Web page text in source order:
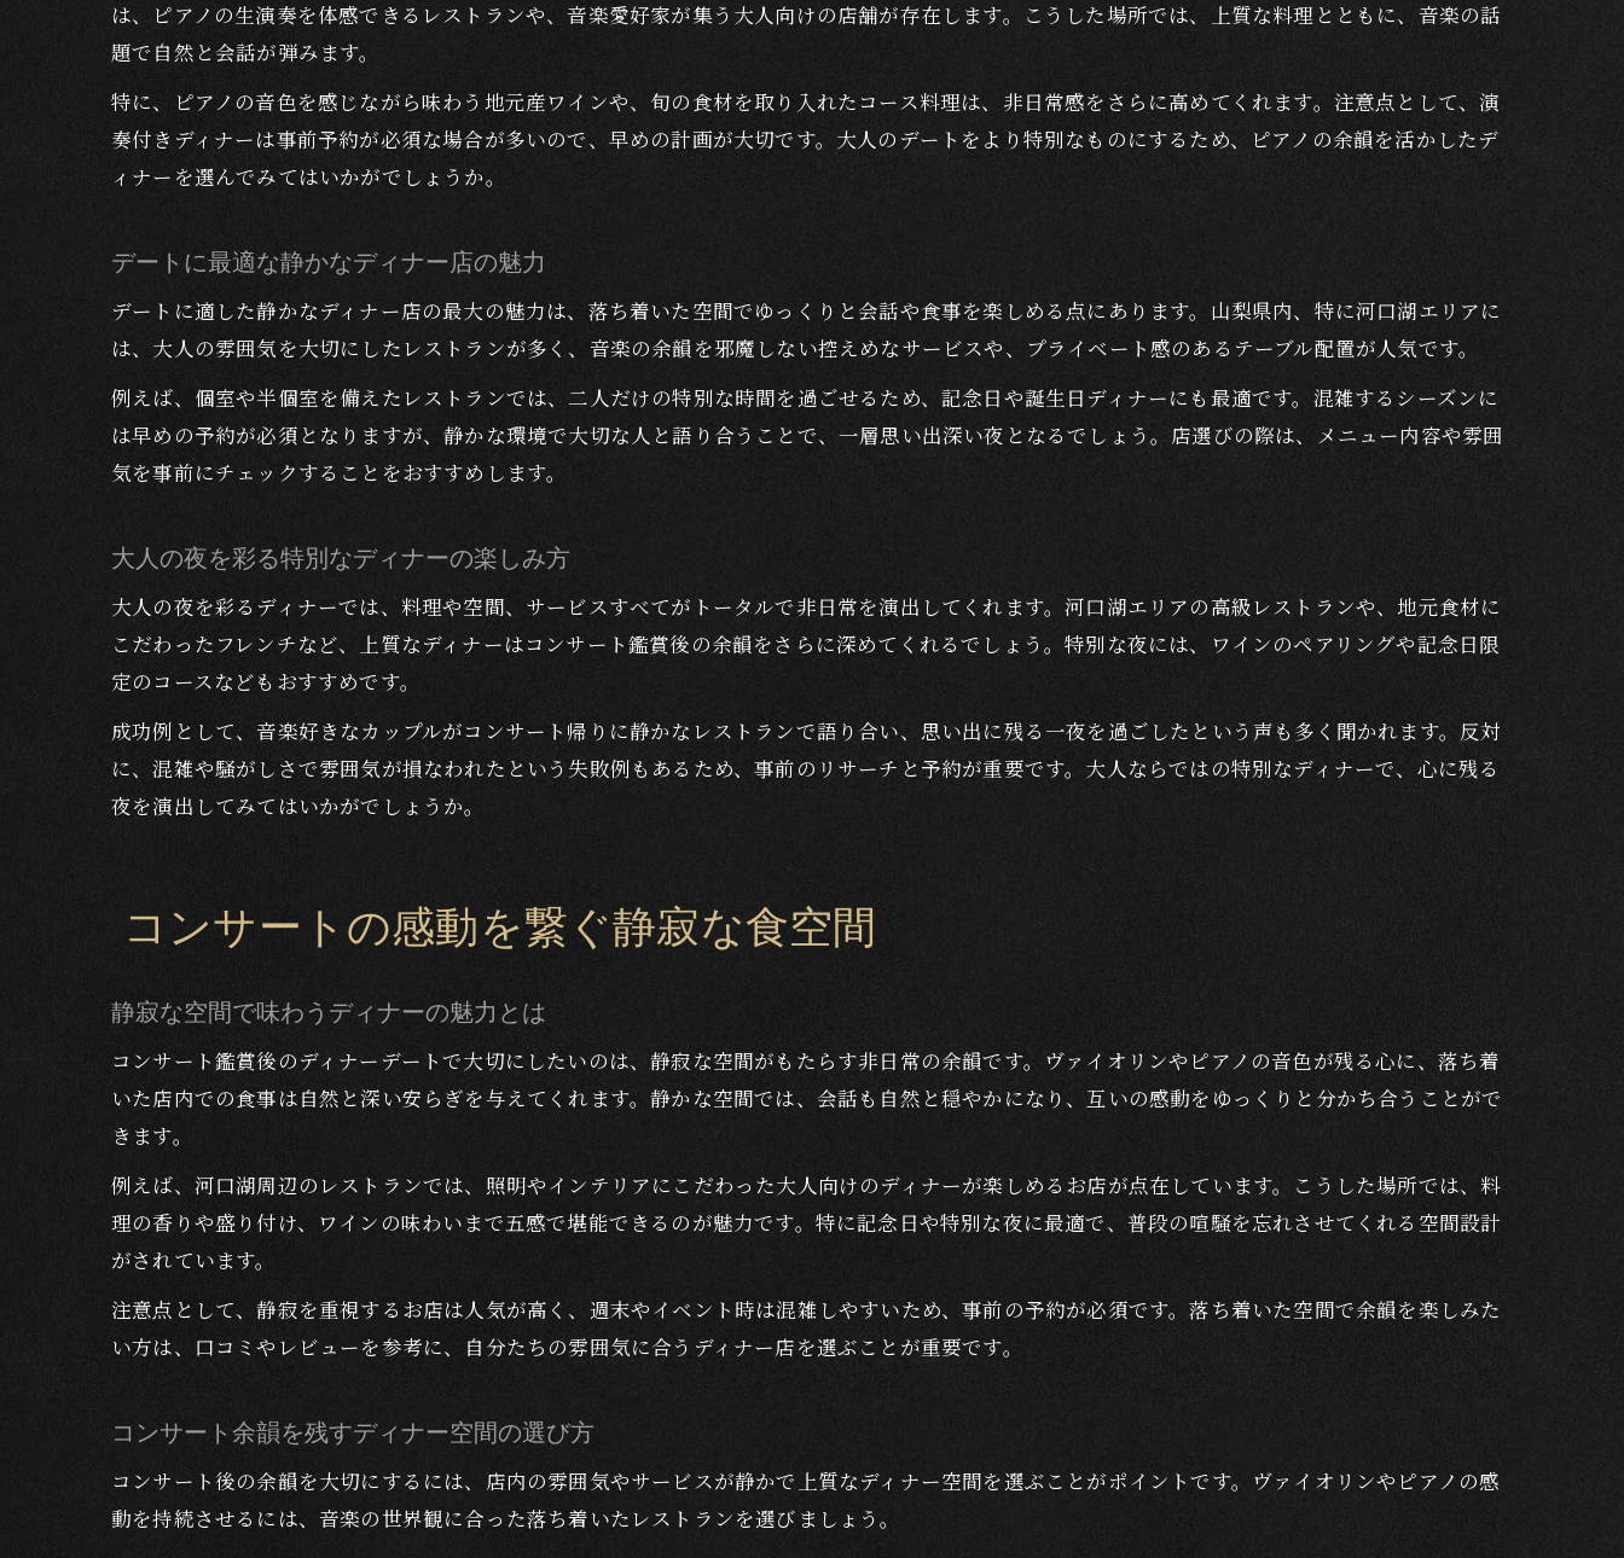
コンサート後に最適なディナーで特別な夜を
大人デートを彩る夜の過ごし方とディナー選び
ディナーで演出する記憶に残る特別な夜時間
は、ピアノの生演奏を体感できるレストランや、音楽愛好家が集う大人向けの店舗が存在します。こうした場所では、上質な料理とともに、音楽の話
題で自然と会話が弾みます。
特に、ピアノの音色を感じながら味わう地元産ワインや、旬の食材を取り入れたコース料理は、非日常感をさらに高めてくれます。注意点として、演
奏付きディナーは事前予約が必須な場合が多いので、早めの計画が大切です。大人のデートをより特別なものにするため、ピアノの余韻を活かしたデ
ィナーを選んでみてはいかがでしょうか。
デートに最適な静かなディナー店の魅力
デートに適した静かなディナー店の最大の魅力は、落ち着いた空間でゆっくりと会話や食事を楽しめる点にあります。山梨県内、特に河口湖エリアに
は、大人の雰囲気を大切にしたレストランが多く、音楽の余韻を邪魔しない控えめなサービスや、プライベート感のあるテーブル配置が人気です。
例えば、個室や半個室を備えたレストランでは、二人だけの特別な時間を過ごせるため、記念日や誕生日ディナーにも最適です。混雑するシーズンに
は早めの予約が必須となりますが、静かな環境で大切な人と語り合うことで、一層思い出深い夜となるでしょう。店選びの際は、メニュー内容や雰囲
気を事前にチェックすることをおすすめします。
大人の夜を彩る特別なディナーの楽しみ方
大人の夜を彩るディナーでは、料理や空間、サービスすべてがトータルで非日常を演出してくれます。河口湖エリアの高級レストランや、地元食材に
こだわったフレンチなど、上質なディナーはコンサート鑑賞後の余韻をさらに深めてくれるでしょう。特別な夜には、ワインのペアリングや記念日限
定のコースなどもおすすめです。
成功例として、音楽好きなカップルがコンサート帰りに静かなレストランで語り合い、思い出に残る一夜を過ごしたという声も多く聞かれます。反対
に、混雑や騒がしさで雰囲気が損なわれたという失敗例もあるため、事前のリサーチと予約が重要です。大人ならではの特別なディナーで、心に残る
夜を演出してみてはいかがでしょうか。
コンサートの感動を繋ぐ静寂な食空間
静寂な空間で味わうディナーの魅力とは
コンサート鑑賞後のディナーデートで大切にしたいのは、静寂な空間がもたらす非日常の余韻です。ヴァイオリンやピアノの音色が残る心に、落ち着
いた店内での食事は自然と深い安らぎを与えてくれます。静かな空間では、会話も自然と穏やかになり、互いの感動をゆっくりと分かち合うことがで
きます。
例えば、河口湖周辺のレストランでは、照明やインテリアにこだわった大人向けのディナーが楽しめるお店が点在しています。こうした場所では、料
理の香りや盛り付け、ワインの味わいまで五感で堪能できるのが魅力です。特に記念日や特別な夜に最適で、普段の喧騒を忘れさせてくれる空間設計
がされています。
注意点として、静寂を重視するお店は人気が高く、週末やイベント時は混雑しやすいため、事前の予約が必須です。落ち着いた空間で余韻を楽しみた
い方は、口コミやレビューを参考に、自分たちの雰囲気に合うディナー店を選ぶことが重要です。
コンサート余韻を残すディナー空間の選び方
コンサート後の余韻を大切にするには、店内の雰囲気やサービスが静かで上質なディナー空間を選ぶことがポイントです。ヴァイオリンやピアノの感
動を持続させるには、音楽の世界観に合った落ち着いたレストランを選びましょう。